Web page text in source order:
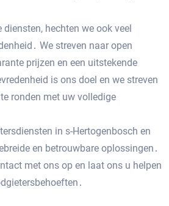
hechten we ook veel
We streven naar open
prijzen en een uitstekende
is ons doel en we streven
ronden met uw volledige
in s-Hertogenbosch en
en betrouwbare oplossingen․
met ons op en laat ons u helpen